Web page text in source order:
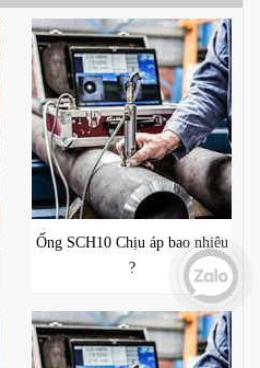
Ống SCH10 Chịu áp bao nhiêu
?